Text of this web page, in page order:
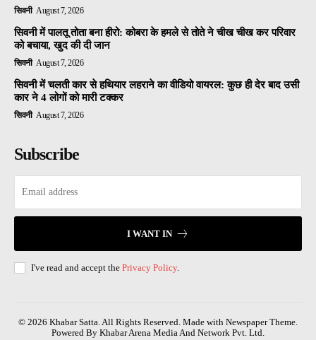
सिवनी August 7, 2026
सिवनी में पालतू तोता बना हीरो: कोबरा के हमले से तोते ने चीख चीख कर परिवार
को बचाया, खुद की दी जान
सिवनी August 7, 2026
सिवनी में चलती कार से हथियार लहराने का वीडियो वायरल: कुछ ही देर बाद उसी
कार ने 4 लोगों को मारी टक्कर
सिवनी August 7, 2026
Subscribe
I WANT IN
I've read and accept the Privacy Policy.
© 2026 Khabar Satta. All Rights Reserved. Made with Newspaper Theme.
Powered By Khabar Arena Media And Network Pvt. Ltd.